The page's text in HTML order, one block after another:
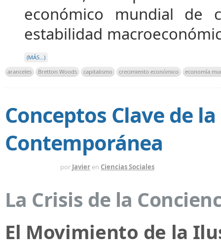
económico mundial de
estabilidad
(MÁS…)
aranceles
Bretton Woods capitalismo crecimiento económico economía
Conceptos Clave de
Contemporánea
por Javier en Ciencias Sociales
La Crisis de la
El Movimiento de la